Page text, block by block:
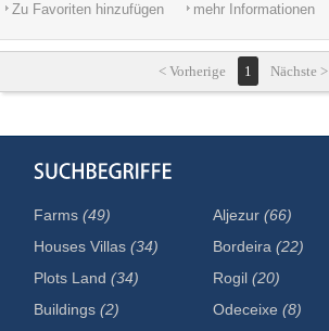
Zu Favoriten hinzufügen mehr Informationen
< Vorherige 1 Nächste >
Farms(49)
Houses Villas(34)
Plots Land(34)
Buildings(2)
Aljezur(66)
Bordeira(22)
Rogil(20)
Odeceixe(8)